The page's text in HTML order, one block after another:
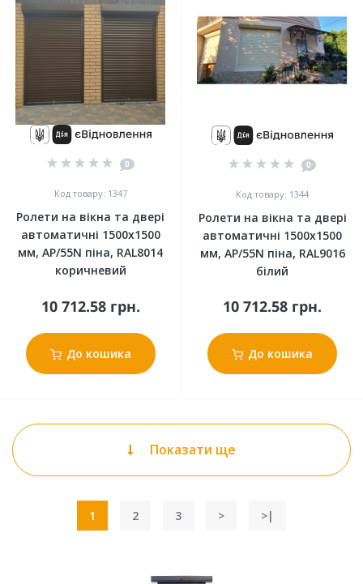
0
Код товару: 1347
Ролети на вікна та двері
автоматичні 1500x1500
мм, АР/55N піна, RAL8014
коричневий
10 712.58 грн.
До кошика
0
Код товару: 1344
Ролети на вікна та двері
автоматичні 1500x1500
мм, АР/55N піна, RAL9016
білий
10 712.58 грн.
До кошика
Показати ще
1 2 3 > >|